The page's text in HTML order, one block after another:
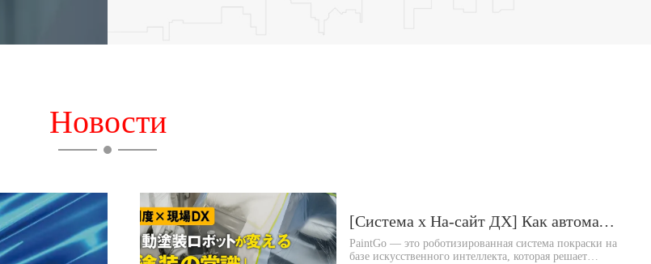
Hовости
[Система x На-сайт ДХ] Как автоматизированные роботы-маляры изменят «здравый смысл покраски» ── Все о нехватке мастеров, реагировании на рекомендации и использовании субсидий
PaintGo — это роботизированная система покраски на
базе искусственного интеллекта, которая решает